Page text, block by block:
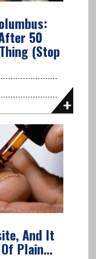
50
(Stop
And It
Plain...